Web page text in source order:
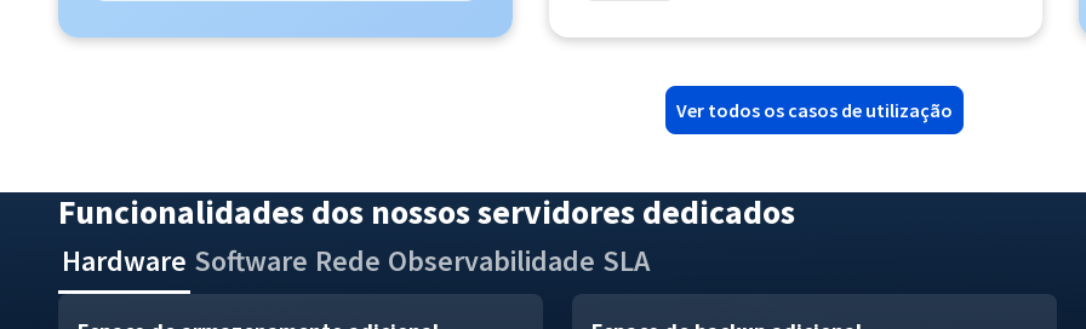
Ver todos os casos de utilização
Funcionalidades dos nossos servidores dedicados
Hardware Software Rede Observabilidade SLA